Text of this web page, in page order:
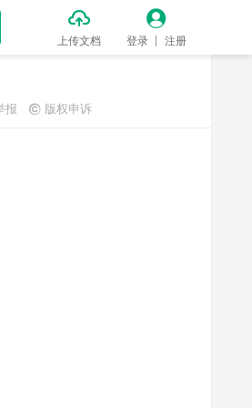

上传文档

登录 注册
报  版权申诉